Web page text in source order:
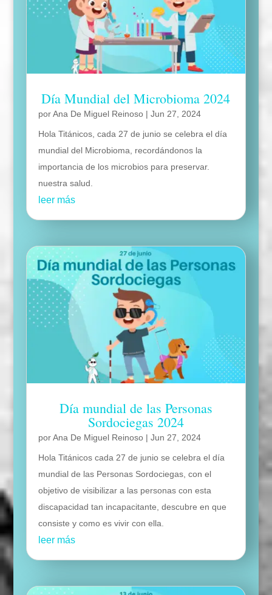
Día Mundial del Microbioma 2024
porAna De Miguel Reinoso| Jun 27, 2024
Hola Titánicos, cada 27 de junio se celebra el día
mundial del Microbioma, recordándonos la
importancia de los microbios para preservar.
nuestra salud.
leer más
Día mundial de las Personas
Sordociegas 2024
porAna De Miguel Reinoso| Jun 27, 2024
Hola Titánicos cada 27 de junio se celebra el día
mundial de las Personas Sordociegas, con el
objetivo de visibilizar a las personas con esta
discapacidad tan incapacitante, descubre en que
consiste y como es vivir con ella.
leer más